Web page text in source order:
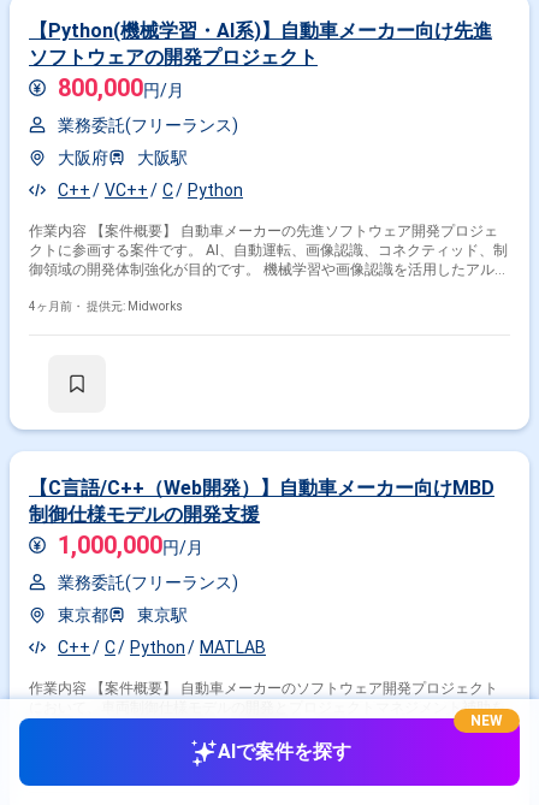
【Python(機械学習・AI系)】自動車メーカー向け先進
ソフトウェアの開発プロジェクト
800,000円/月
業務委託(フリーランス)
大阪府
大阪駅
C++
VC++ C Python
作業内容 【案件概要】 自動車メーカーの先進ソフトウェア開発プロジェ
クトに参画する案件です。 AI、自動運転、画像認識、コネクティッド、制
御領域の開発体制強化が目的です。 機械学習や画像認識を活用したアルゴ
の統合により、安全性や性能向上を目指します。 【作業内容】 ・Python
4ヶ月前・ 提供元: Midworks
【C言語/C++（Web開発）】自動車メーカー向けMBD
制御仕様モデルの開発支援
1,000,000円/月
業務委託(フリーランス)
東京都
東京駅
C++
C Python MATLAB
作業内容 【案件概要】 自動車メーカーのソフトウェア開発プロジェクト
において、車両制御仕様モデルの開発とプロジェクトマネジメント補助を
システム開発体制強化を目的としています。 MATLAB/Simulinkや
C/C++、Python、CANツール、ControlDeskなどのツールや言語を使用し
て開発を進めます。 開発とマネジメント補助を通じて、プロジェクト全体
AIで案件を探す
NEW